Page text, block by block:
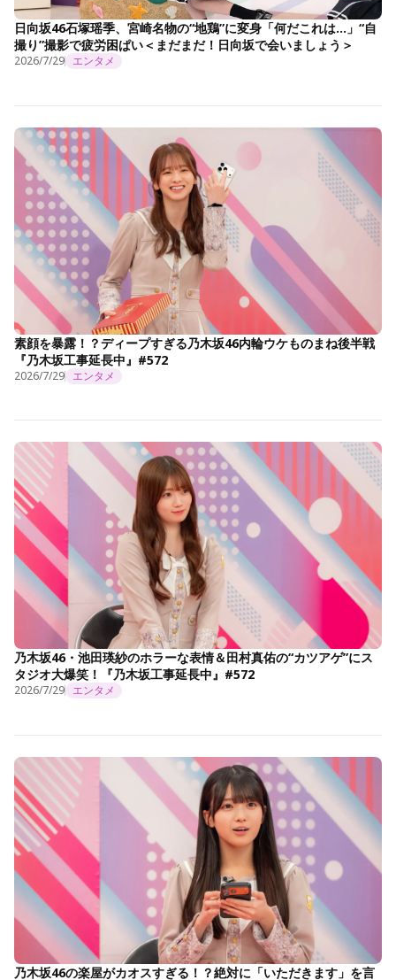
日向坂46石塚瑶季、宮崎名物の“地鶏”に変身「何だこれは…」“自
撮り”撮影で疲労困ぱい＜まだまだ！日向坂で会いましょう＞
2026/7/29 エンタメ
素顔を暴露！？ディープすぎる乃木坂46内輪ウケものまね後半戦
『乃木坂工事延長中』#572
2026/7/29 エンタメ
乃木坂46・池田瑛紗のホラーな表情＆田村真佑の“カツアゲ”にス
タジオ大爆笑！『乃木坂工事延長中』#572
2026/7/29 エンタメ
乃木坂46の楽屋がカオスすぎる！？絶対に「いただきます」を言